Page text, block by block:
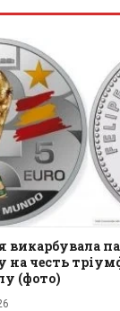
викарбувала
на честь
(фото)